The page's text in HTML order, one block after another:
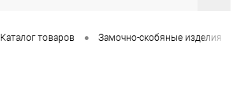
Каталог товаров • Замочно-скобяные изделия